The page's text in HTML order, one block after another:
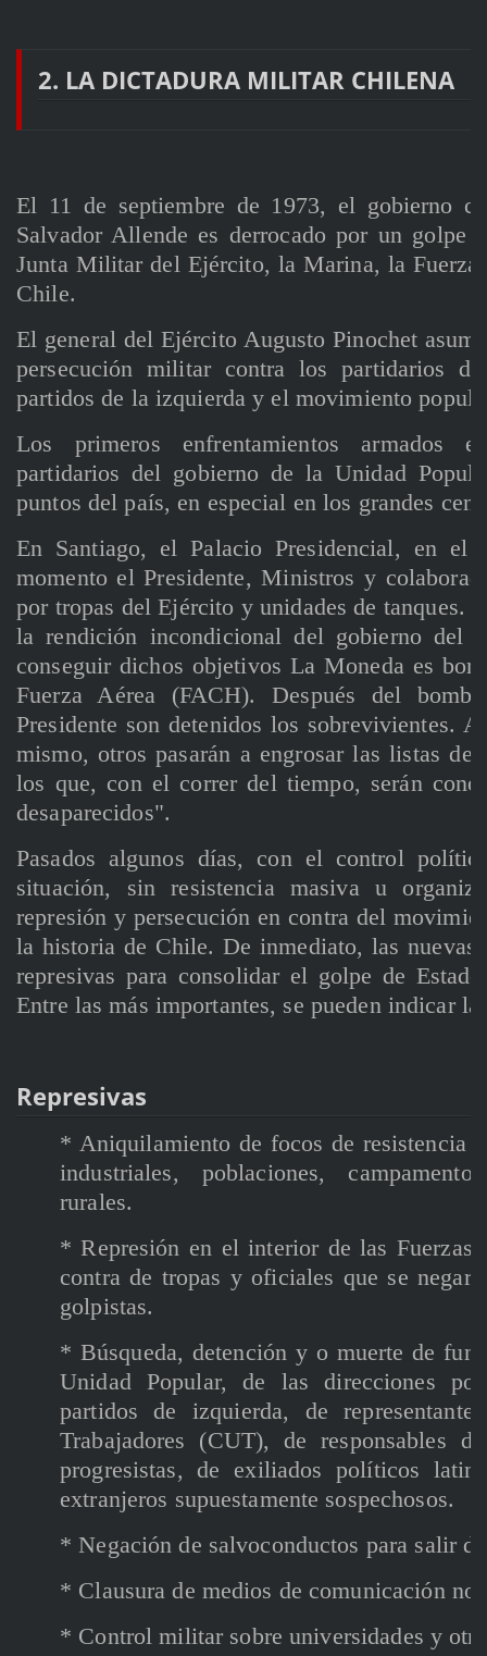
2. LA DICTADURA MILITAR CHILENA
El 11 de septiembre de 1973, el gobierno
Salvador Allende es derrocado por un golpe
Junta Militar del Ejército, la Marina, la Fuerza
Chile.
El general del Ejército Augusto Pinochet
persecución militar contra los partidarios
partidos de la izquierda y el movimiento
Los primeros enfrentamientos armados
partidarios del gobierno de la Unidad
puntos del país, en especial en los grandes
En Santiago, el Palacio Presidencial, en el
momento el Presidente, Ministros y
por tropas del Ejército y unidades de tanques.
la rendición incondicional del gobierno del
conseguir dichos objetivos La Moneda es
Fuerza Aérea (FACH). Después del
Presidente son detenidos los sobrevivientes.
mismo, otros pasarán a engrosar las listas de
los que, con el correr del tiempo, serán
desaparecidos".
Pasados algunos días, con el control
situación, sin resistencia masiva u
represión y persecución en contra del
la historia de Chile. De inmediato, las nuevas
represivas para consolidar el golpe de
Entre las más importantes, se pueden indicar
Represivas
* Aniquilamiento de focos de resistencia
industriales, poblaciones,
rurales.
* Represión en el interior de las Fuerzas
contra de tropas y oficiales que se
golpistas.
* Búsqueda, detención y o muerte de
Unidad Popular, de las direcciones
partidos de izquierda, de
Trabajadores (CUT), de responsables
progresistas, de exiliados políticos
extranjeros supuestamente sospechosos.
* Negación de salvoconductos para salir
* Clausura de medios de comunicación no
* Control militar sobre universidades y